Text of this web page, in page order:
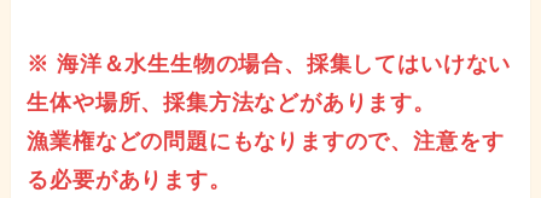
※ 海洋＆水生生物の場合、採集してはいけない
生体や場所、採集方法などがあります。
漁業権などの問題にもなりますので、注意をす
る必要があります。